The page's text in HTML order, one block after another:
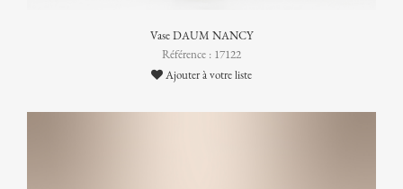
Vase DAUM NANCY
Référence : 17122
Ajouter à votre liste